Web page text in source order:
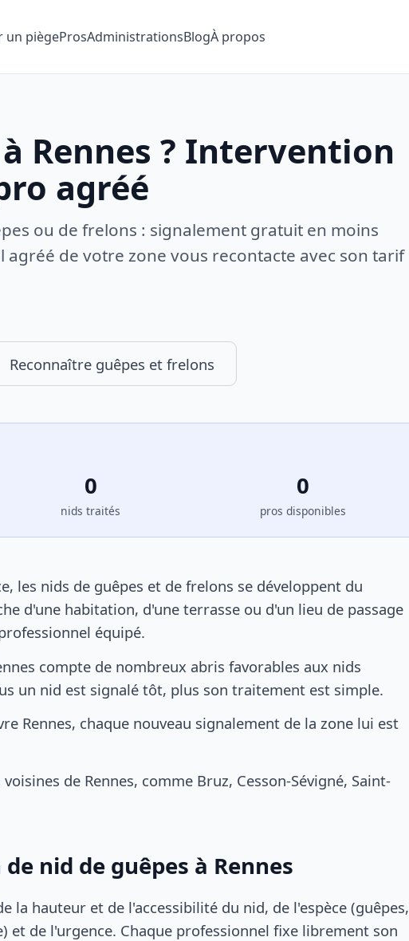
un piègeProsAdministrationsBlogÀ propos
Rennes ? Intervention
agréé
ou de frelons : signalement gratuit en moins
de votre zone vous recontacte avec son tarif
Reconnaître guêpes et frelons
0
nids traités
0
pros disponibles
les nids de guêpes et de frelons se développent du
d'une habitation, d'une terrasse ou d'un lieu de passage
équipé.
compte de nombreux abris favorables aux nids
un nid est signalé tôt, plus son traitement est simple.
Rennes, chaque nouveau signalement de la zone lui est
de Rennes, comme Bruz, Cesson-Sévigné, Saint-
nid de guêpes à Rennes
la hauteur et de l'accessibilité du nid, de l'espèce (guêpes,
et de l'urgence. Chaque professionnel fixe librement son